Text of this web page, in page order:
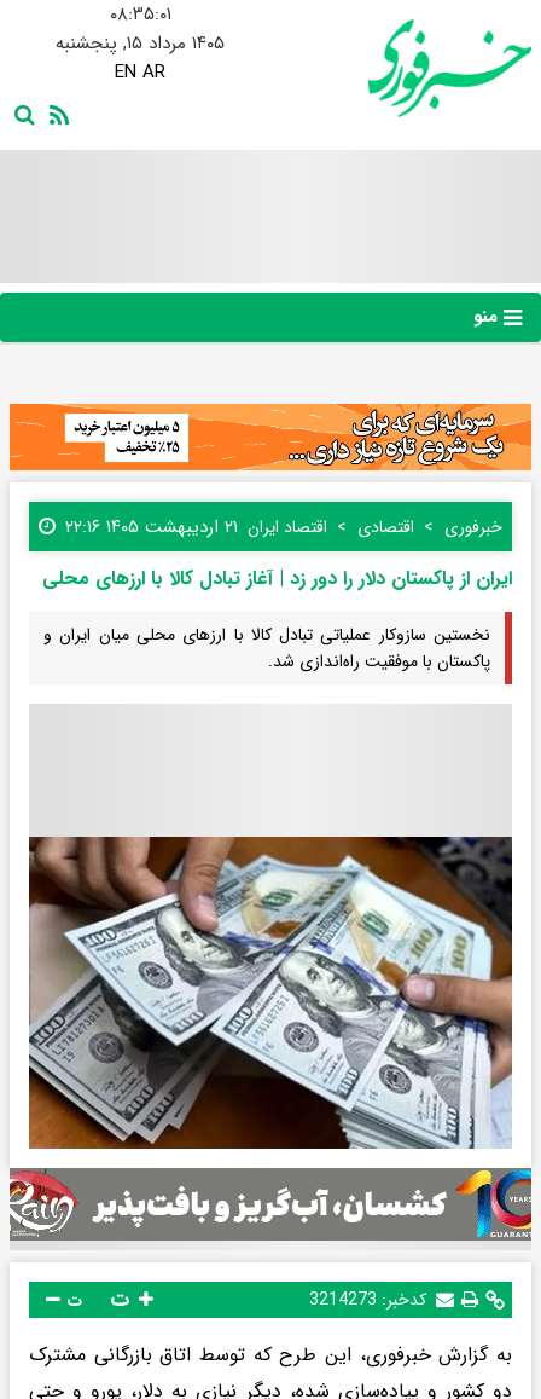
۰۸:۳۵:۰۲
۱۴۰۵ مرداد ۱۵, پنجشنبه
EN AR
منو
خبرفوری اقتصادی اقتصاد ایران ۲۱ اردیبهشت ۱۴۰۵ ۲۲:۱۶
ایران از پاکستان دلار را دور زد | آغاز تبادل کالا با ارزهای محلی
نخستین سازوکار عملیاتی تبادل کالا با ارزهای محلی میان ایران و
پاکستان با موفقیت راه‌اندازی شد.
کدخبر: 3214273 ت
به گزارش خبرفوری، این طرح که توسط اتاق بازرگانی مشترک
دو کشور و پیاده‌سازی شده، دیگر نیازی به دلار، یورو و حتی